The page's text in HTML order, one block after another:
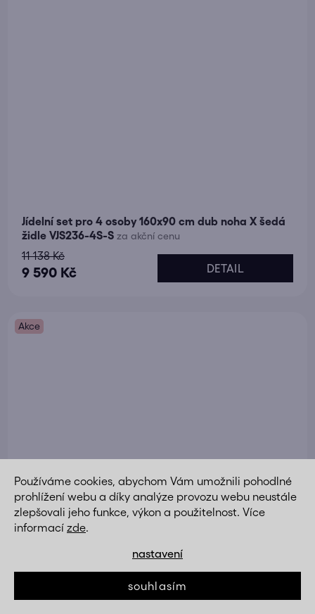
Používáme cookies, abychom Vám umožnili pohodlné
prohlížení webu a díky analýze provozu webu neustále
zlepšovali jeho funkce, výkon a použitelnost. Více
informací zde.
nastavení
souhlasím
Jídelní set pro 4 osoby 160x90 cm dub noha X šedá
židle VJS236-4S-S za akční cenu
9 590 Kč
11 138 Kč
DETAIL
Akce